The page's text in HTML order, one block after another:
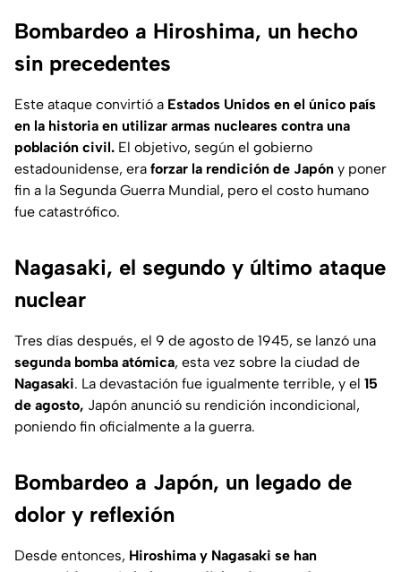
Bombardeo a Hiroshima, un hecho
sin precedentes
Este ataque convirtió a Estados Unidos en el único país
en la historia en utilizar armas nucleares contra una
población civil. El objetivo, según el gobierno
estadounidense, era forzar la rendición de Japón y poner
fin a la Segunda Guerra Mundial, pero el costo humano
fue catastrófico.
Nagasaki, el segundo y último ataque
nuclear
Tres días después, el 9 de agosto de 1945, se lanzó una
segunda bomba atómica, esta vez sobre la ciudad de
Nagasaki. La devastación fue igualmente terrible, y el 15
de agosto, Japón anunció su rendición incondicional,
poniendo fin oficialmente a la guerra.
Bombardeo a Japón, un legado de
dolor y reflexión
Desde entonces, Hiroshima y Nagasaki se han